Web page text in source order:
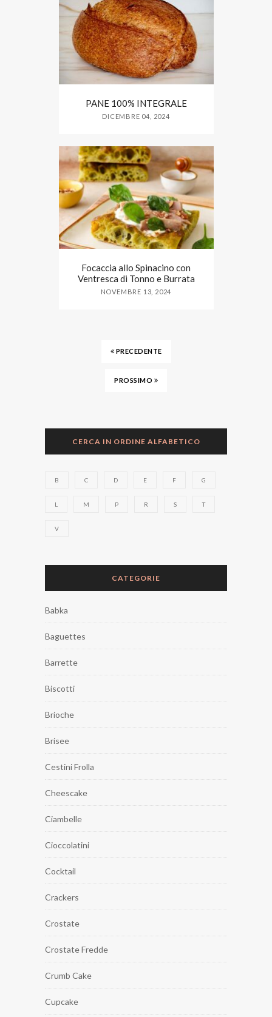
PANE 100% INTEGRALE
DICEMBRE 04, 2024
Focaccia allo Spinacino con
Ventresca di Tonno e Burrata
NOVEMBRE 13, 2024
PRECEDENTE
PROSSIMO
CERCA IN ORDINE ALFABETICO
B C D E F G
L M P R S T
V
CATEGORIE
Babka
Baguettes
Barrette
Biscotti
Brioche
Brisee
Cestini Frolla
Cheescake
Ciambelle
Cioccolatini
Cocktail
Crackers
Crostate
Crostate Fredde
Crumb Cake
Cupcake